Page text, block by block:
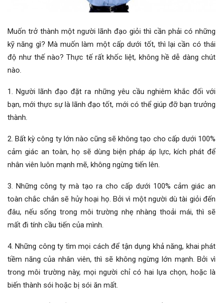
Muốn trở thành một người lãnh đạo giỏi thì cần phải có những
kỹ năng gì? Mà muốn làm một cấp dưới tốt, thì lại cần có thái
độ như thế nào? Thực tế rất khốc liệt, không hề dễ dàng chút
nào.
1. Người lãnh đạo đặt ra những yêu cầu nghiêm khắc đối với
bạn, mới thực sự là lãnh đạo tốt, mới có thể giúp đỡ bạn trưởng
thành.
2. Bất kỳ công ty lớn nào cũng sẽ không tạo cho cấp dưới 100%
cảm giác an toàn, họ sẽ dùng biện pháp áp lực, kích phát để
nhân viên luôn mạnh mẽ, không ngừng tiến lên.
3. Những công ty mà tạo ra cho cấp dưới 100% cảm giác an
toàn chắc chắn sẽ hủy hoại họ. Bởi vì một người dù tài giỏi đến
đâu, nếu sống trong môi trường nhẹ nhàng thoải mái, thì sẽ
mất đi tính cầu tiến của mình.
4. Những công ty tìm mọi cách để tận dụng khả năng, khai phát
tiềm năng của nhân viên, thì sẽ không ngừng lớn mạnh. Bởi vì
trong môi trường này, mọi người chỉ có hai lựa chọn, hoặc là
biến thành sói hoặc bị sói ăn mất.